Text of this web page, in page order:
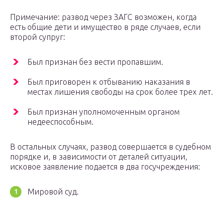
Примечание: развод через ЗАГС возможен, когда
есть общие дети и имущество в ряде случаев, если
второй супруг:
Был признан без вести пропавшим.
Был приговорен к отбыванию наказания в
местах лишения свободы на срок более трех лет.
Был признан уполномоченным органом
недееспособным.
В остальных случаях, развод совершается в судебном
порядке и, в зависимости от деталей ситуации,
исковое заявление подается в два госучреждения:
Мировой суд.